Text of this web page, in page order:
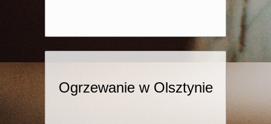
Ogrzewanie w Olsztynie